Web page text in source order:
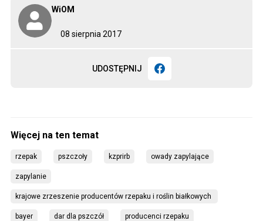
08 sierpnia 2017
WiOM
UDOSTĘPNIJ
rzepak pszczoły kzprirb owady zapylające
zapylanie
krajowe zrzeszenie producentów rzepaku i roślin białkowych
bayer dar dla pszczół producenci rzepaku